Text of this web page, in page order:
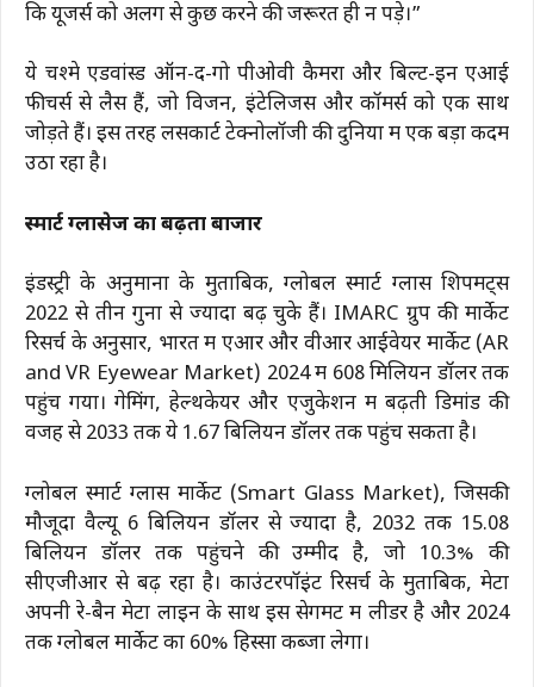
कि यूजर्स को अलग से कुछ करने की जरूरत ही न पड़े।”
ये चश्मे एडवांस्ड ऑन-द-गो पीओवी कैमरा और बिल्ट-इन एआई
फीचर्स से लैस हैं, जो विजन, इंटेलिजेंस और कॉमर्स को एक साथ
जोड़ते हैं। इस तरह लेंसकार्ट टेक्नोलॉजी की दुनिया में एक बड़ा कदम
उठा रहा है।
स्मार्ट ग्लासेज का बढ़ता बाजार
इंडस्ट्री के अनुमानों के मुताबिक, ग्लोबल स्मार्ट ग्लास शिपमेंट्स
2022 से तीन गुना से ज्यादा बढ़ चुके हैं। IMARC ग्रुप की मार्केट
रिसर्च के अनुसार, भारत में एआर और वीआर आईवेयर मार्केट (AR
and VR Eyewear Market) 2024 में 608 मिलियन डॉलर तक
पहुंच गया। गेमिंग, हेल्थकेयर और एजुकेशन में बढ़ती डिमांड की
वजह से 2033 तक ये 1.67 बिलियन डॉलर तक पहुंच सकता है।
ग्लोबल स्मार्ट ग्लास मार्केट (Smart Glass Market), जिसकी
मौजूदा वैल्यू 6 बिलियन डॉलर से ज्यादा है, 2032 तक 15.08
बिलियन डॉलर तक पहुंचने की उम्मीद है, जो 10.3% की
सीएजीआर से बढ़ रहा है। काउंटरपॉइंट रिसर्च के मुताबिक, मेटा
अपनी रे-बैन मेटा लाइन के साथ इस सेगमेंट में लीडर है और 2024
तक ग्लोबल मार्केट का 60% हिस्सा कब्जा लेगा।